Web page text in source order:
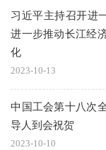
习近平主持召开进
进一步推动长江经
化
2023-10-13
中国工会第十八次
导人到会祝贺
2023-10-10